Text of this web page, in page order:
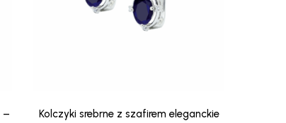
–
Kolczyki srebrne z szafirem eleganckie